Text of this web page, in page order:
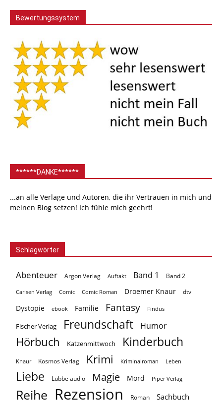
Bewertungssystem
******DANKE******
...an alle Verlage und Autoren, die ihr Vertrauen in mich und
meinen Blog setzen! Ich fühle mich geehrt!
Schlagwörter
Abenteuer Argon Verlag Auftakt Band 1 Band 2
Carlsen Verlag Comic Comic Roman Droemer Knaur dtv
Dystopie ebook Familie Fantasy Findus
Fischer Verlag Freundschaft Humor
Hörbuch Katzenmittwoch Kinderbuch
Knaur Kosmos Verlag Krimi Kriminalroman Leben
Liebe Lübbe audio Magie Mord Piper Verlag
Reihe Rezension Roman Sachbuch